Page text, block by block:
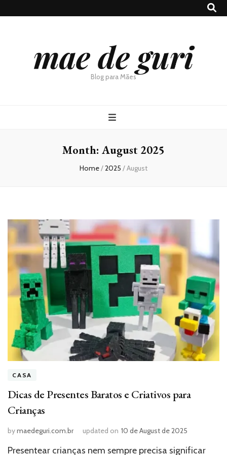
mae de guri
Blog para Mães
Month: August 2025
Home/2025 /August
CASA
Dicas de Presentes Baratos e Criativos para
Crianças
bymaedeguri.com.br updated on 10 de August de 2025
Presentear crianças nem sempre precisa significar